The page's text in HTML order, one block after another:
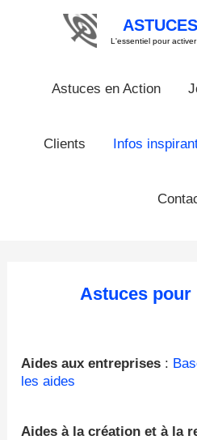
L'essentiel pour
Astuces en Action
Clients Infos
Astuces pour
Aides aux entreprises :
les aides
Aides à la création et à la